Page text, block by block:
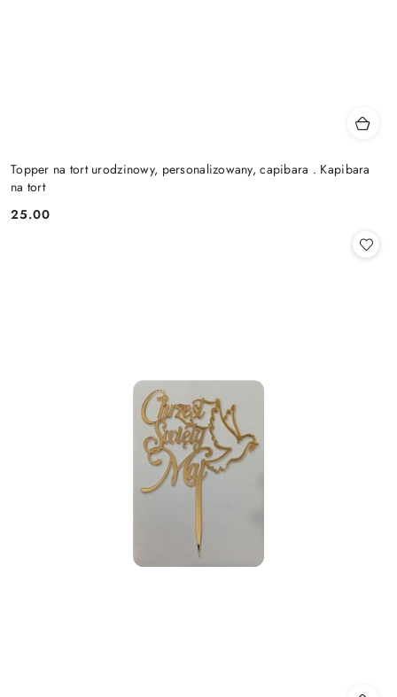
Topper na tort urodzinowy, personalizowany, capibara . Kapibara
na tort
Cena:
25.00